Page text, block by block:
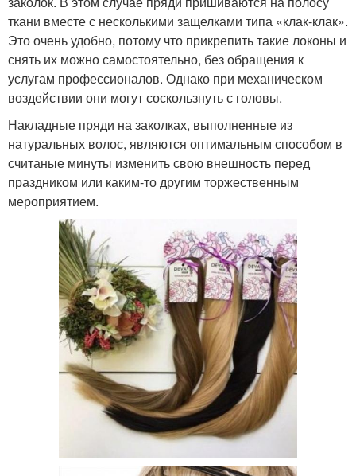
ткани вместе с несколькими защелками типа «клак-клак».
Это очень удобно, потому что прикрепить такие локоны и
снять их можно самостоятельно, без обращения к
услугам профессионалов. Однако при механическом
воздействии они могут соскользнуть с головы.
Накладные пряди на заколках, выполненные из
натуральных волос, являются оптимальным способом в
считаные минуты изменить свою внешность перед
праздником или каким-то другим торжественным
мероприятием.